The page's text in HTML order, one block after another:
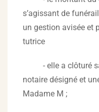
s’agissant de
un gestion avisée et
tutrice
- elle a clôturé sa
notaire désigné et
Madame M ;